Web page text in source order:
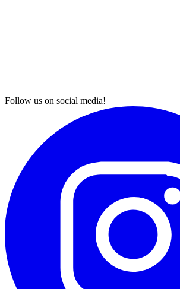
Follow us on social media!